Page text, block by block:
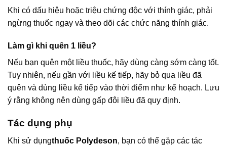
Khi có dấu hiệu hoặc triệu chứng độc với thính giác, phải
ngừng thuốc ngay và theo dõi các chức năng thính giác.
Làm gì khi quên 1 liều?
Nếu bạn quên một liều thuốc, hãy dùng càng sớm càng tốt.
Tuy nhiên, nếu gần với liều kế tiếp, hãy bỏ qua liều đã
quên và dùng liều kế tiếp vào thời điểm như kế hoạch. Lưu
ý rằng không nên dùng gấp đôi liều đã quy định.
Tác dụng phụ
Khi sử dụngthuốc Polydeson, bạn có thể gặp các tác